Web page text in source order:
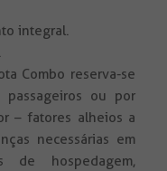
integral.
Combo reserva-se
ou por
– fatores alheios a
necessárias em
de hospedagem,